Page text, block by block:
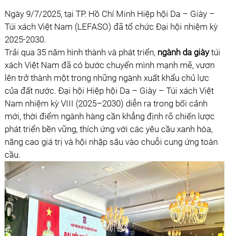
Ngày 9/7/2025, tại TP. Hồ Chí Minh Hiệp hội Da – Giày –
Túi xách Việt Nam (LEFASO) đã tổ chức Đại hội nhiệm kỳ
2025-2030.
Trải qua 35 năm hình thành và phát triển, ngành da giàytúi
xách Việt Nam đã có bước chuyển mình mạnh mẽ, vươn
lên trở thành một trong những ngành xuất khẩu chủ lực
của đất nước. Đại hội Hiệp hội Da – Giày – Túi xách Việt
Nam nhiệm kỳ VIII (2025–2030) diễn ra trong bối cảnh
mới, thời điểm ngành hàng cần khẳng định rõ chiến lược
phát triển bền vững, thích ứng với các yêu cầu xanh hóa,
nâng cao giá trị và hội nhập sâu vào chuỗi cung ứng toàn
cầu.